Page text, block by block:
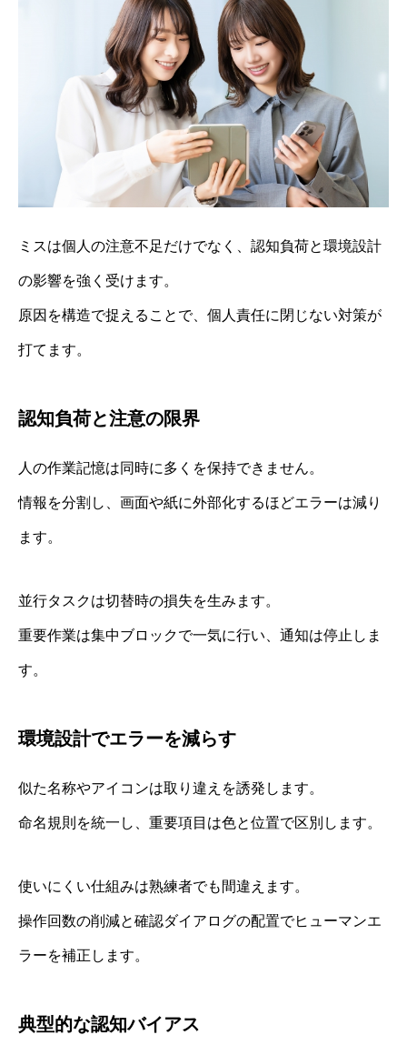
ミスは個人の注意不足だけでなく、認知負荷と環境設計
の影響を強く受けます。
原因を構造で捉えることで、個人責任に閉じない対策が
打てます。
認知負荷と注意の限界
人の作業記憶は同時に多くを保持できません。
情報を分割し、画面や紙に外部化するほどエラーは減り
ます。
並行タスクは切替時の損失を生みます。
重要作業は集中ブロックで一気に行い、通知は停止しま
す。
環境設計でエラーを減らす
似た名称やアイコンは取り違えを誘発します。
命名規則を統一し、重要項目は色と位置で区別します。
使いにくい仕組みは熟練者でも間違えます。
操作回数の削減と確認ダイアログの配置でヒューマンエ
ラーを補正します。
典型的な認知バイアス